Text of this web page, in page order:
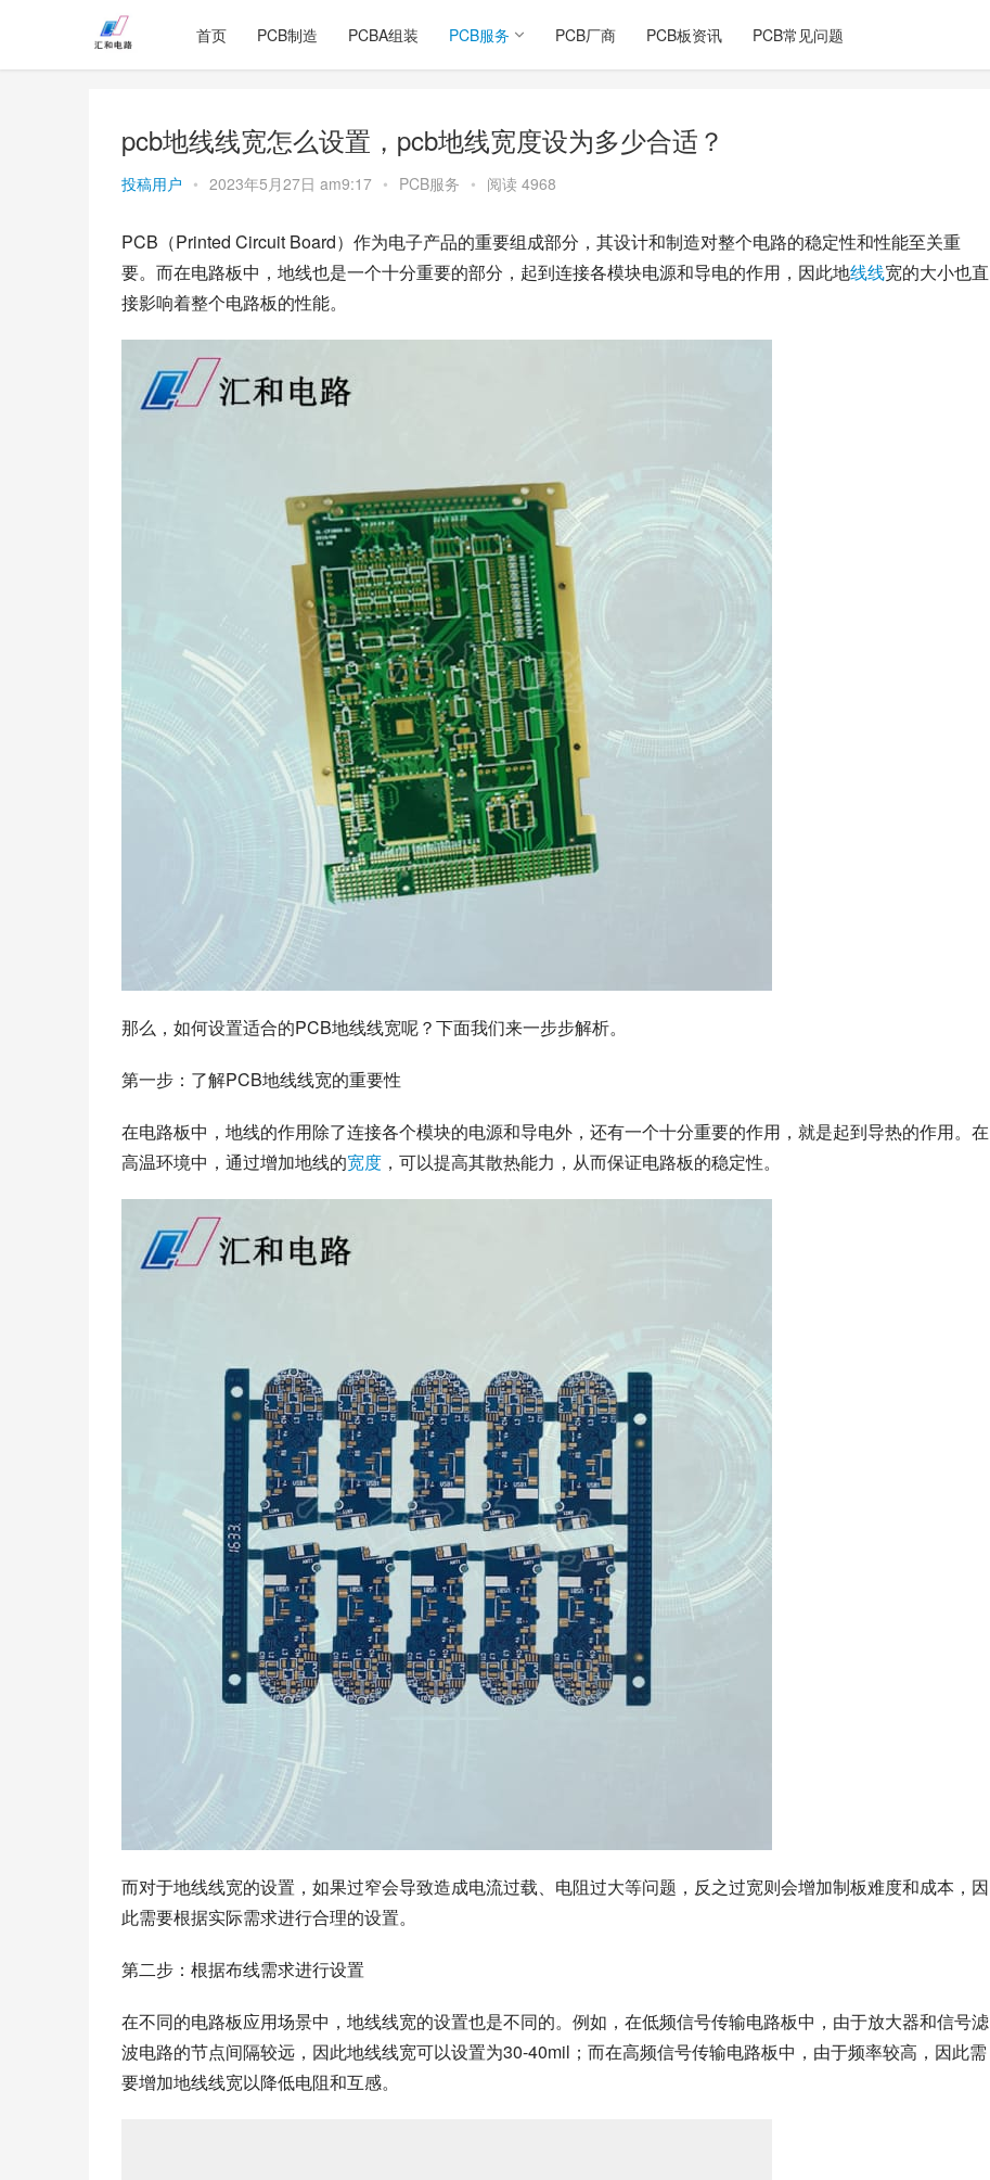
首页 PCB制造 PCBA组装 PCB服务 PCB厂商 PCB板资讯 PCB常见问题
pcb地线线宽怎么设置，pcb地线宽度设为多少合适？
投稿用户 • 2023年5月27日 am9:17 • PCB服务 • 阅读 4968
PCB（Printed Circuit Board）作为电子产品的重要组成部分，其设计和制造对整个电路的稳定性和性能至关重
要。而在电路板中，地线也是一个十分重要的部分，起到连接各模块电源和导电的作用，因此地线线宽的大小也直
接影响着整个电路板的性能。
那么，如何设置适合的PCB地线线宽呢？下面我们来一步步解析。
第一步：了解PCB地线线宽的重要性
在电路板中，地线的作用除了连接各个模块的电源和导电外，还有一个十分重要的作用，就是起到导热的作用。在
高温环境中，通过增加地线的宽度 ，可以提高其散热能力，从而保证电路板的稳定性。
而对于地线线宽的设置，如果过窄会导致造成电流过载、电阻过大等问题，反之过宽则会增加制板难度和成本，因
此需要根据实际需求进行合理的设置。
第二步：根据布线需求进行设置
在不同的电路板应用场景中，地线线宽的设置也是不同的。例如，在低频信号传输电路板中，由于放大器和信号滤
波电路的节点间隔较远，因此地线线宽可以设置为30-40mil；而在高频信号传输电路板中，由于频率较高，因此需
要增加地线线宽以降低电阻和互感。